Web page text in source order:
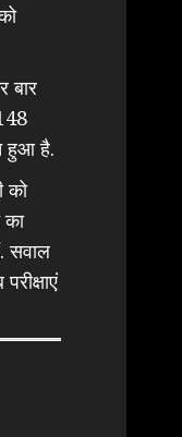
बार
हुआ है.
को
का
सवाल